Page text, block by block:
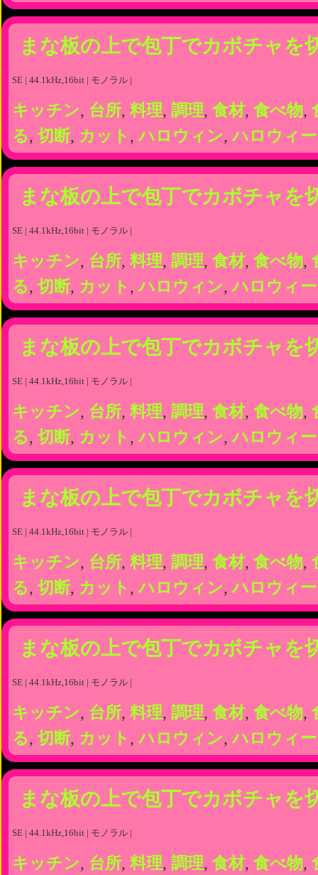
まな板の上で包丁でカボチャを
SE | 44.1kHz,16bit | モノラル |
キッチン, 台所, 料理, 調理, 食材, 食べ物,
る, 切断, カット ,ハロウィン,ハロウィ
まな板の上で包丁でカボチャを
SE | 44.1kHz,16bit | モノラル |
キッチン, 台所, 料理, 調理, 食材, 食べ物,
る, 切断, カット ,ハロウィン,ハロウィ
まな板の上で包丁でカボチャを
SE | 44.1kHz,16bit | モノラル |
キッチン, 台所, 料理, 調理, 食材, 食べ物,
る, 切断, カット ,ハロウィン,ハロウィ
まな板の上で包丁でカボチャを
SE | 44.1kHz,16bit | モノラル |
キッチン, 台所, 料理, 調理, 食材, 食べ物,
る, 切断, カット ,ハロウィン,ハロウィ
まな板の上で包丁でカボチャを
SE | 44.1kHz,16bit | モノラル |
キッチン, 台所, 料理, 調理, 食材, 食べ物,
る, 切断, カット ,ハロウィン,ハロウィ
まな板の上で包丁でカボチャを
SE | 44.1kHz,16bit | モノラル |
キッチン, 台所, 料理, 調理, 食材, 食べ物,